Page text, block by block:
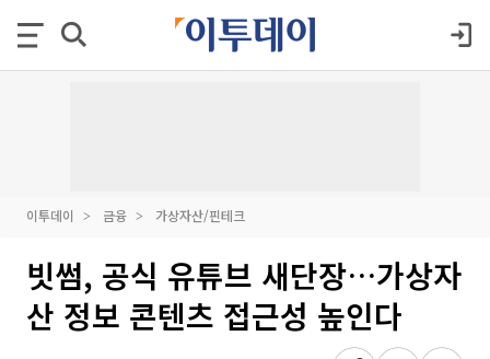
이투데이 금융 가상자산/핀테크
빗썸, 공식 유튜브 새단장…가상자
산 정보 콘텐츠 접근성 높인다